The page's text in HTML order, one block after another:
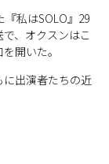
私はSOLO』29
、オクスンはこ
開いた。
に出演者たちの近